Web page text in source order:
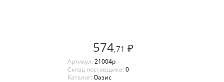
574,71 ₽
Артикул: 21004p
Склад поставщика: 0
Каталог: Оазис